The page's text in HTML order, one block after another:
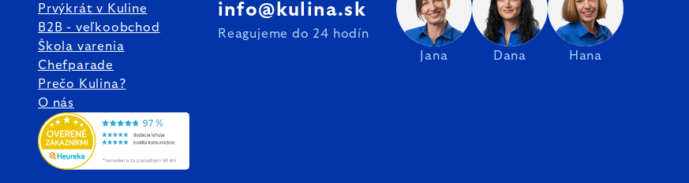
Prvýkrát v Kuline
B2B - veľkoobchod
Škola varenia
Chefparade
Prečo Kulina?
O nás
Jana Dana Hana
info@kulina.sk
Reagujeme do 24 hodín